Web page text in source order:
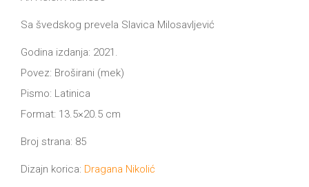
bila:
800.00 RSD.
Sa švedskog prevela Slavica Milosavljević
Godina izdanja: 2021.
Povez: Broširani (mek)
Pismo: Latinica
Format: 13.5×20.5 cm
Broj strana: 85
Dizajn korica: Dragana Nikolić